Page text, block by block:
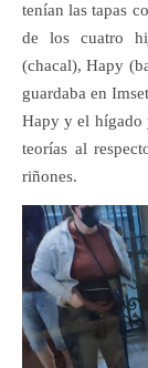
tenían las tapas
de los cuatro
(chacal), Hapy
guardaba en
Hapy y el hígado
teorías al
riñones.